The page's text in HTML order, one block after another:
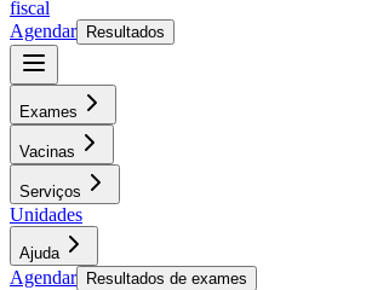
fiscal
Agendar
Resultados
Exames
Vacinas
Serviços
Unidades
Ajuda
Agendar Resultados de exames